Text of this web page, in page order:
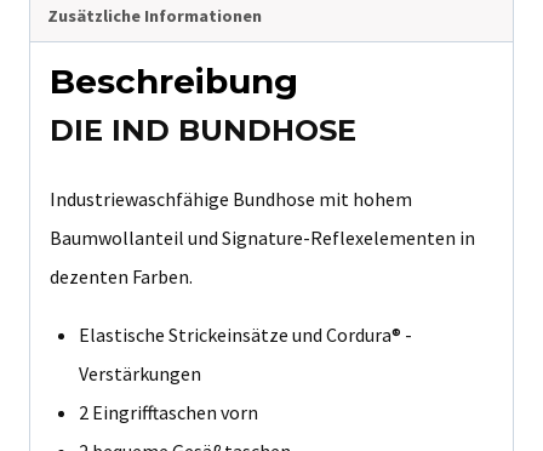
Zusätzliche Informationen
Beschreibung
DIE IND BUNDHOSE
Industriewaschfähige Bundhose mit hohem
Baumwollanteil und Signature-Reflexelementen in
dezenten Farben.
Elastische Strickeinsätze und Cordura® -
Verstärkungen
2 Eingrifftaschen vorn